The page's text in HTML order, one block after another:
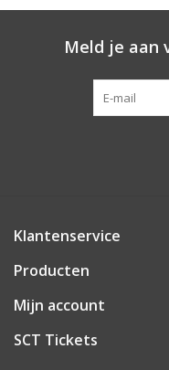
Meld je aan
Klantenservice
Producten
Mijn account
SCT Tickets